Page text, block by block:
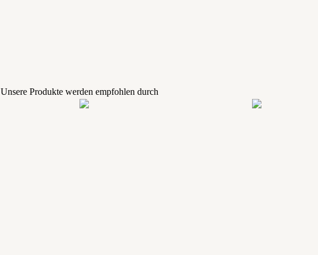
Unsere Produkte werden empfohlen durch